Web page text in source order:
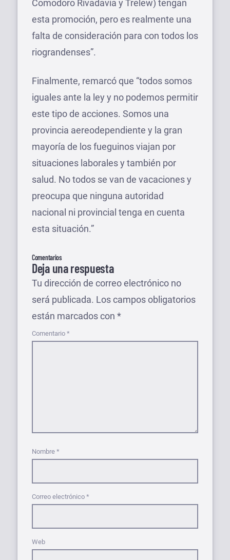
Comodoro Rivadavia y Trelew) tengan
esta promoción, pero es realmente una
falta de consideración para con todos los
riograndenses”.
Finalmente, remarcó que “todos somos
iguales ante la ley y no podemos permitir
este tipo de acciones. Somos una
provincia aereodependiente y la gran
mayoría de los fueguinos viajan por
situaciones laborales y también por
salud. No todos se van de vacaciones y
preocupa que ninguna autoridad
nacional ni provincial tenga en cuenta
esta situación.”
Comentarios
Deja una respuesta
Tu dirección de correo electrónico no
será publicada. Los campos obligatorios
están marcados con *
Comentario *
Nombre *
Correo electrónico *
Web